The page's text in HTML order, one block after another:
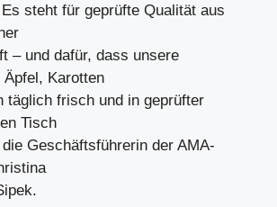
steht für geprüfte Qualität aus
– und dafür, dass unsere
Karotten
täglich frisch und in geprüfter
Tisch
Geschäftsführerin der AMA-